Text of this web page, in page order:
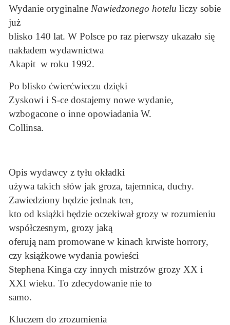
Wydanie oryginalne Nawiedzonego hotelu liczy sobie
już
blisko 140 lat. W Polsce po raz pierwszy ukazało się
nakładem wydawnictwa
Akapit w roku 1992.
Po blisko ćwierćwieczu dzięki
Zyskowi i S-ce dostajemy nowe wydanie,
wzbogacone o inne opowiadania W.
Collinsa.
Opis wydawcy z tyłu okładki
używa takich słów jak groza, tajemnica, duchy.
Zawiedziony będzie jednak ten,
kto od książki będzie oczekiwał grozy w rozumieniu
współczesnym, grozy jaką
oferują nam promowane w kinach krwiste horrory,
czy książkowe wydania powieści
Stephena Kinga czy innych mistrzów grozy XX i
XXI wieku. To zdecydowanie nie to
samo.
Kluczem do zrozumienia